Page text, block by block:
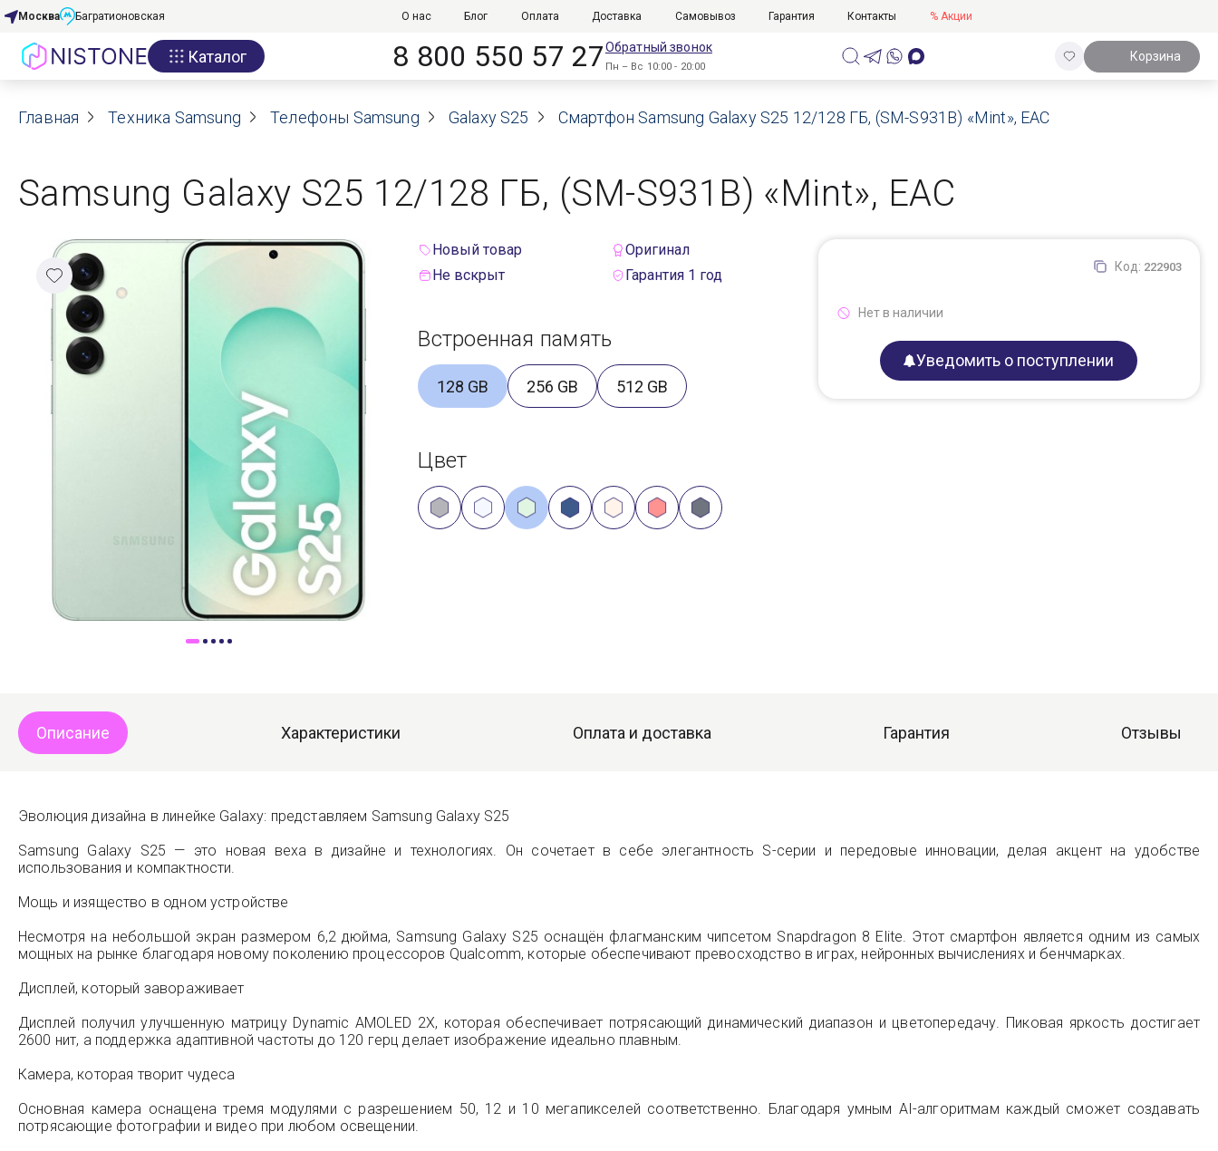
Акции
О нас
Договор оферты
Реквизиты
Контакты
Гарантия
Москва Багратионовская О нас Блог Оплата Доставка Самовывоз Гарантия Контакты % Акции
Каталог 8 800 550 57 27Обратный звонок
Пн – Вс 10:00 - 20:00
Корзина
Главная Техника Samsung Телефоны Samsung Galaxy S25 Смартфон Samsung Galaxy S25 12/128 ГБ, (SM-S931B) «Mint», ЕАС
Samsung Galaxy S25 12/128 ГБ, (SM-S931B) «Mint», ЕАС
Новый товар
Оригинал
Не вскрыт
Гарантия 1 год
Встроенная память
128 GB 256 GB 512 GB
Цвет
Код: 222903
Нет в наличии
Уведомить о поступлении
Описание Характеристики Оплата и доставка Гарантия Отзывы
Эволюция дизайна в линейке Galaxy: представляем Samsung Galaxy S25
Samsung Galaxy S25 — это новая веха в дизайне и технологиях. Он сочетает в себе элегантность S-серии и передовые инновации, делая акцент на удобстве
использования и компактности.
Мощь и изящество в одном устройстве
Несмотря на небольшой экран размером 6,2 дюйма, Samsung Galaxy S25 оснащён флагманским чипсетом Snapdragon 8 Elite. Этот смартфон является одним из самых
мощных на рынке благодаря новому поколению процессоров Qualcomm, которые обеспечивают превосходство в играх, нейронных вычислениях и бенчмарках.
Дисплей, который завораживает
Дисплей получил улучшенную матрицу Dynamic AMOLED 2X, которая обеспечивает потрясающий динамический диапазон и цветопередачу. Пиковая яркость достигает
2600 нит, а поддержка адаптивной частоты до 120 герц делает изображение идеально плавным.
Камера, которая творит чудеса
Основная камера оснащена тремя модулями с разрешением 50, 12 и 10 мегапикселей соответственно. Благодаря умным AI-алгоритмам каждый сможет создавать
потрясающие фотографии и видео при любом освещении.